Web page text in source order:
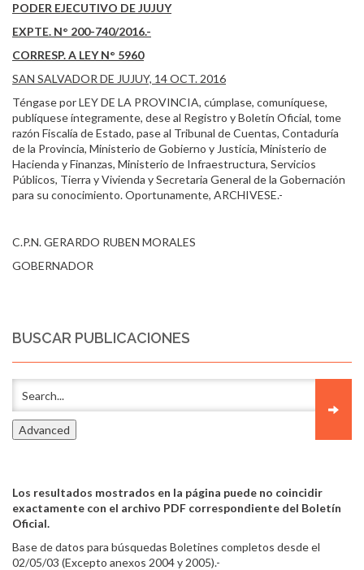
PODER EJECUTIVO DE JUJUY
EXPTE. N° 200-740/2016.-
CORRESP. A LEY N° 5960
SAN SALVADOR DE JUJUY, 14 OCT. 2016
Téngase por LEY DE LA PROVINCIA, cúmplase, comuníquese,
publíquese íntegramente, dese al Registro y Boletín Oficial, tome
razón Fiscalía de Estado, pase al Tribunal de Cuentas, Contaduría
de la Provincia, Ministerio de Gobierno y Justicia, Ministerio de
Hacienda y Finanzas, Ministerio de Infraestructura, Servicios
Públicos, Tierra y Vivienda y Secretaria General de la Gobernación
para su conocimiento. Oportunamente, ARCHIVESE.-
C.P.N. GERARDO RUBEN MORALES
GOBERNADOR
BUSCAR PUBLICACIONES
Los resultados mostrados en la página puede no coincidir
exactamente con el archivo PDF correspondiente del Boletín
Oficial.
Base de datos para búsquedas Boletines completos desde el
02/05/03 (Excepto anexos 2004 y 2005).-